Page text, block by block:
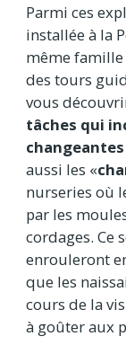
Parmi ces
installée à la
même famille
des tours
vous
tâches qui
aussi les «
nurseries où
par les
cordages. Ce
enrouleront
que les
cours de la
à goûter aux